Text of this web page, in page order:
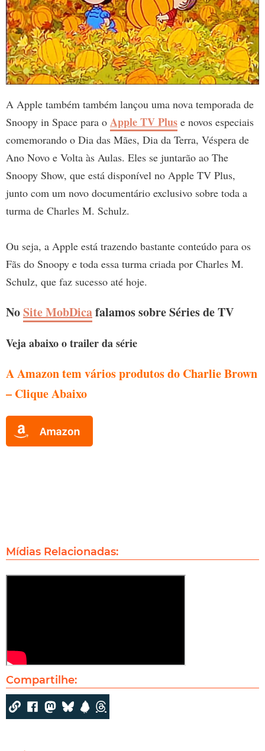
A Apple também também lançou uma nova temporada de
Snoopy in Space para o Apple TV Plus e novos especiais
comemorando o Dia das Mães, Dia da Terra, Véspera de
Ano Novo e Volta às Aulas. Eles se juntarão ao The
Snoopy Show, que está disponível no Apple TV Plus,
junto com um novo documentário exclusivo sobre toda a
turma de Charles M. Schulz.
Ou seja, a Apple está trazendo bastante conteúdo para os
Fãs do Snoopy e toda essa turma criada por Charles M.
Schulz, que faz sucesso até hoje.
NoSite MobDicafalamos sobre Séries de TV
Veja abaixo o trailer da série
A Amazon tem vários produtos do Charlie Brown
– Clique Abaixo
Mídias Relacionadas:
Compartilhe: